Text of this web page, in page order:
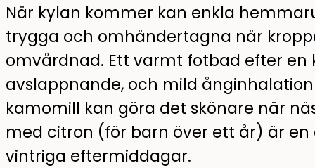
När kylan kommer kan enkla
trygga och omhändertagna när
omvårdnad. Ett varmt fotbad efter en
avslappnande, och mild
kamomill kan göra det skönare när
med citron (för barn över ett år) är
vintriga eftermiddagar.